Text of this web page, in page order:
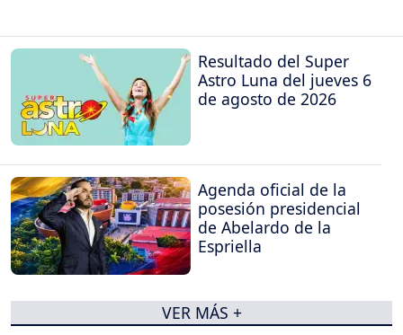
Resultado del Super
Astro Luna del jueves 6
de agosto de 2026
Agenda oficial de la
posesión presidencial
de Abelardo de la
Espriella
VER MÁS +